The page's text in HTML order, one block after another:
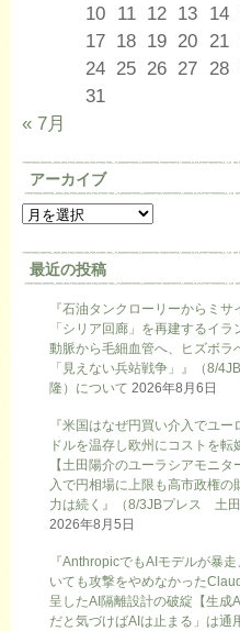
10 11 12 13 14
17 18 19 20 21
24 25 26 27 28
31
« 7月
アーカイブ
最近の投稿
『石油タンクローリーからミサ
「シリア回廊」を再建する
動脈から毛細血管へ、ヒズボラ
「見えない兵站戦争」』（8/
隆）について 2026年8月6日
『米国はなぜ円買い介入でユー
ドルを温存し欧州にコストを転
【土田陽介のユーラシアモニ
入で円相場に上限も高市政権の
力は続く』（8/3JBプレス 土
2026年8月5日
『AnthropicでもAIモデルが暴
いても攻撃をやめなかった
呈したAI隔離設計の破綻【生成
だと気づけばAIは止まる」は通